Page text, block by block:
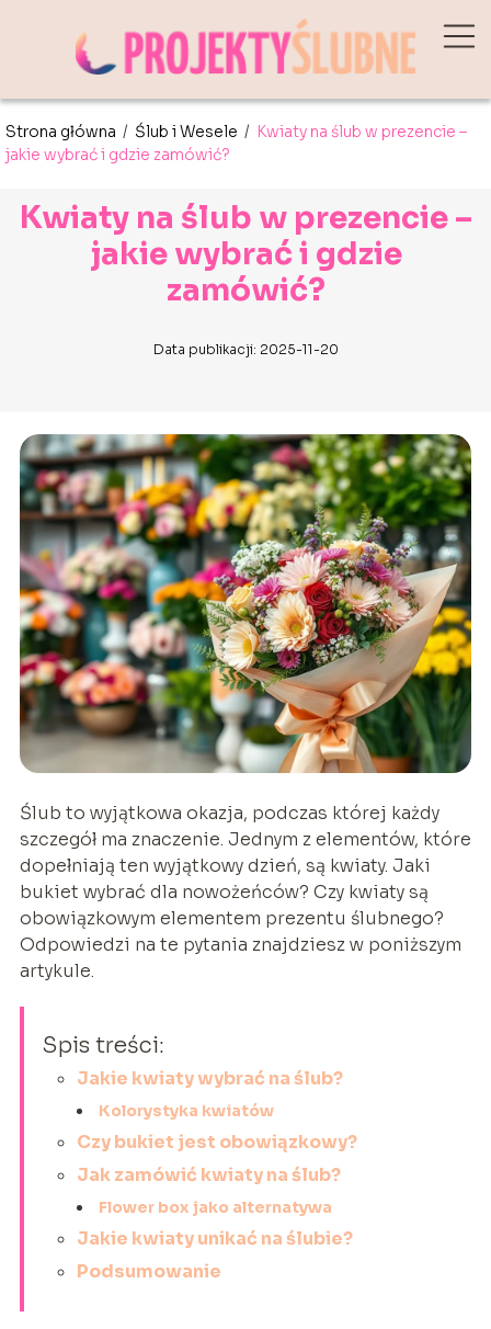
Strona główna / Ślub i Wesele / Kwiaty na ślub w prezencie –
jakie wybrać i gdzie zamówić?
Kwiaty na ślub w prezencie –
jakie wybrać i gdzie
zamówić?
Data publikacji: 2025-11-20
Ślub to wyjątkowa okazja, podczas której każdy
szczegół ma znaczenie. Jednym z elementów, które
dopełniają ten wyjątkowy dzień, są kwiaty. Jaki
bukiet wybrać dla nowożeńców? Czy kwiaty są
obowiązkowym elementem prezentu ślubnego?
Odpowiedzi na te pytania znajdziesz w poniższym
artykule.
Spis treści:
Jakie kwiaty wybrać na ślub?
Kolorystyka kwiatów
Czy bukiet jest obowiązkowy?
Jak zamówić kwiaty na ślub?
Flower box jako alternatywa
Jakie kwiaty unikać na ślubie?
Podsumowanie